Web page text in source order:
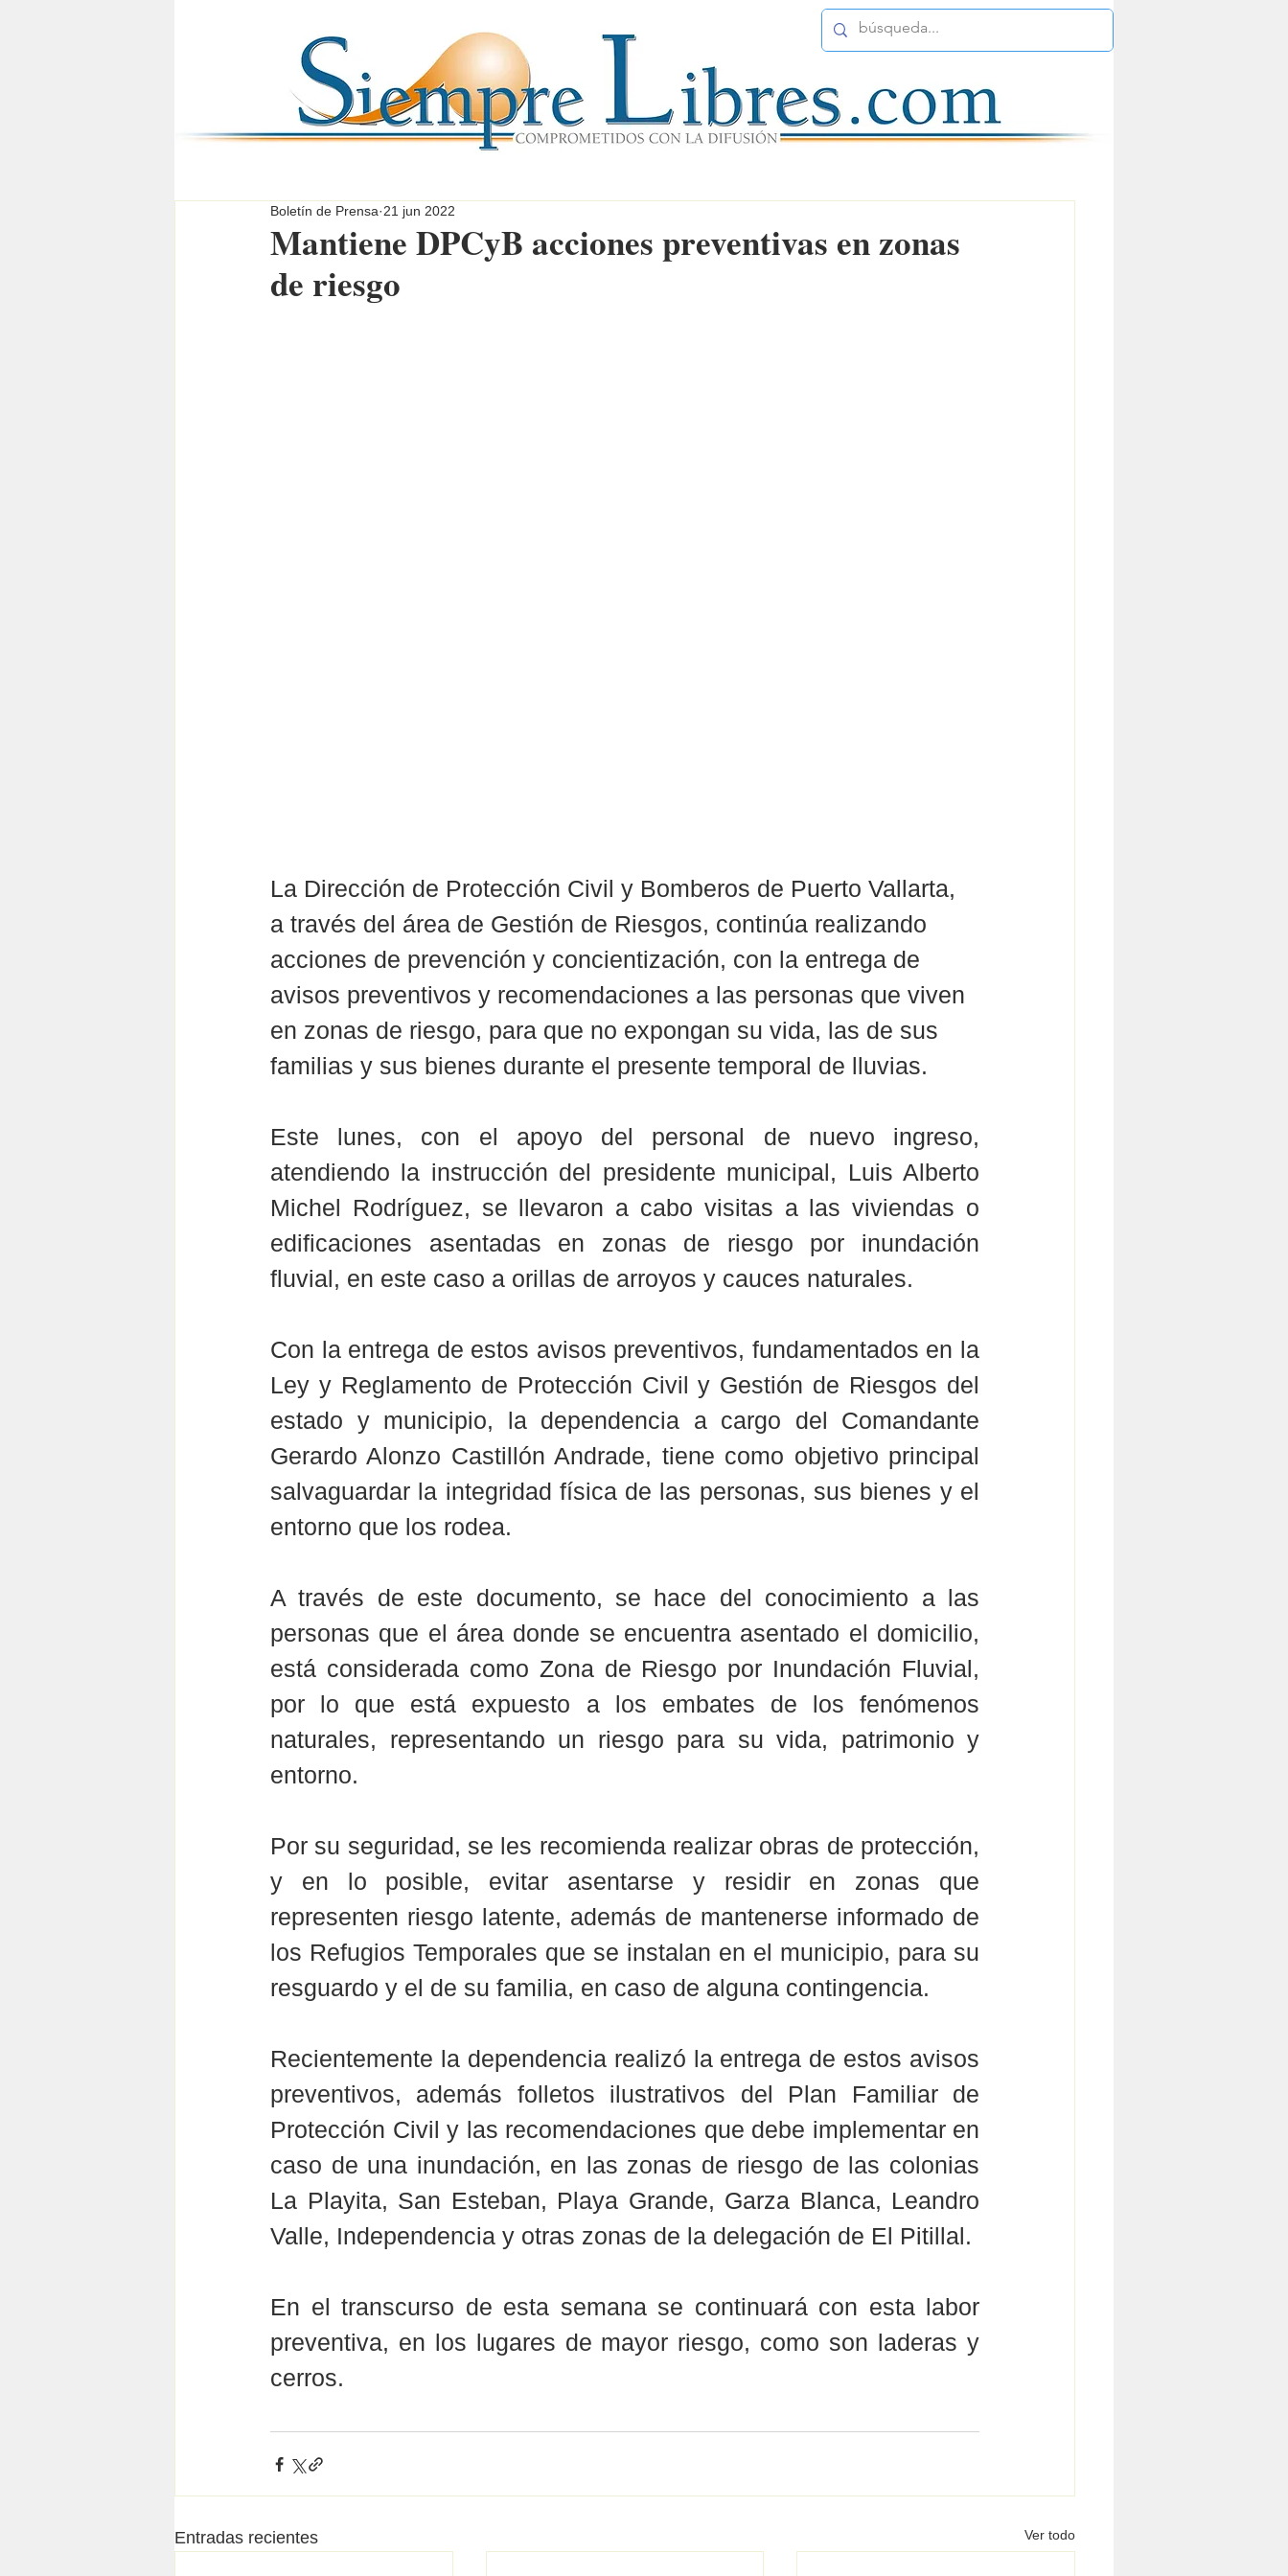
Mantiene DPCyB acciones preventivas en zonas
de riesgo
Boletín de Prensa 21 jun 2022
La Dirección de Protección Civil y Bomberos de Puerto Vallarta,
a través del área de Gestión de Riesgos, continúa realizando
acciones de prevención y concientización, con la entrega de
avisos preventivos y recomendaciones a las personas que viven
en zonas de riesgo, para que no expongan su vida, las de sus
familias y sus bienes durante el presente temporal de lluvias.
Este lunes, con el apoyo del personal de nuevo ingreso,
atendiendo la instrucción del presidente municipal, Luis Alberto
Michel Rodríguez, se llevaron a cabo visitas a las viviendas o
edificaciones asentadas en zonas de riesgo por inundación
fluvial, en este caso a orillas de arroyos y cauces naturales.
Con la entrega de estos avisos preventivos, fundamentados en la
Ley y Reglamento de Protección Civil y Gestión de Riesgos del
estado y municipio, la dependencia a cargo del Comandante
Gerardo Alonzo Castillón Andrade, tiene como objetivo principal
salvaguardar la integridad física de las personas, sus bienes y el
entorno que los rodea.
A través de este documento, se hace del conocimiento a las
personas que el área donde se encuentra asentado el domicilio,
está considerada como Zona de Riesgo por Inundación Fluvial,
por lo que está expuesto a los embates de los fenómenos
naturales, representando un riesgo para su vida, patrimonio y
entorno.
Por su seguridad, se les recomienda realizar obras de protección,
y en lo posible, evitar asentarse y residir en zonas que
representen riesgo latente, además de mantenerse informado de
los Refugios Temporales que se instalan en el municipio, para su
resguardo y el de su familia, en caso de alguna contingencia.
Recientemente la dependencia realizó la entrega de estos avisos
preventivos, además folletos ilustrativos del Plan Familiar de
Protección Civil y las recomendaciones que debe implementar en
caso de una inundación, en las zonas de riesgo de las colonias
La Playita, San Esteban, Playa Grande, Garza Blanca, Leandro
Valle, Independencia y otras zonas de la delegación de El Pitillal.
En el transcurso de esta semana se continuará con esta labor
preventiva, en los lugares de mayor riesgo, como son laderas y
cerros.
Entradas recientes Ver todo